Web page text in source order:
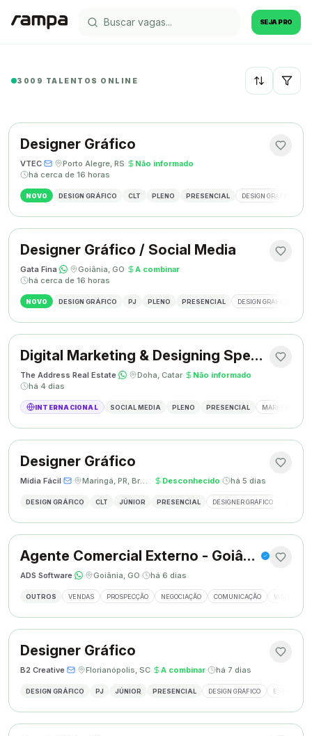
SEJA PRO
3009 TALENTOS ONLINE Recentes
Designer Gráfico
VTEC· · Porto Alegre, RS· Não informado·
há cerca de 16 horas
NOVO DESIGN GRÁFICO CLT PLENO PRESENCIAL DESIGN GRÁFICO
Designer Gráfico / Social Media
Gata Fina· · Goiânia, GO· A combinar·
há cerca de 16 horas
NOVO DESIGN GRÁFICO PJ PLENO PRESENCIAL DESIGN GRÁFICO
Digital Marketing & Designing Specialist
The Address Real Estate· · Doha, Catar· Não informado·
há 4 dias
INTERNACIONAL SOCIAL MEDIA PLENO PRESENCIAL MARKETING
Designer Gráfico
Mídia Fácil· · Maringá, PR, Brasil · Desconhecido· há 5 dias
DESIGN GRÁFICO CLT JÚNIOR PRESENCIAL DESIGNER GRÁFICO
Agente Comercial Externo - Goiânia
ADS Software· · Goiânia, GO· há 6 dias
OUTROS VENDAS PROSPECÇÃO NEGOCIAÇÃO COMUNICAÇÃO VISITAS
Designer Gráfico
B2 Creative· · Florianópolis, SC· A combinar· há 7 dias
DESIGN GRÁFICO PJ JÚNIOR PRESENCIAL DESIGN GRÁFICO ESTÁGIO